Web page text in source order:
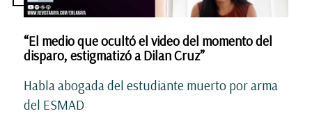
“El medio que ocultó el video del momento del
disparo, estigmatizó a Dilan Cruz”
Habla abogada del estudiante muerto por arma
del ESMAD